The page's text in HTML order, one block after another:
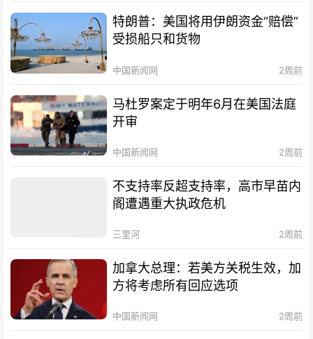
特朗普：美国将用伊朗资金“赔偿”
受损船只和货物
中国新闻网 2周前
马杜罗案定于明年6月在美国法庭
开审
中国新闻网 2周前
不支持率反超支持率，高市早苗内
阁遭遇重大执政危机
三里河 2周前
加拿大总理：若美方关税生效，加
方将考虑所有回应选项
中国新闻网 2周前